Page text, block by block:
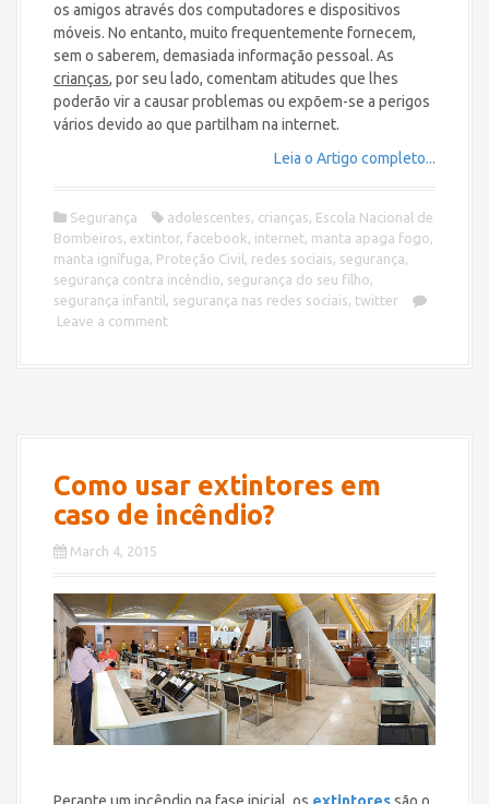
os amigos através dos computadores e dispositivos
móveis. No entanto, muito frequentemente fornecem,
sem o saberem, demasiada informação pessoal. As
crianças, por seu lado, comentam atitudes que lhes
poderão vir a causar problemas ou expõem-se a perigos
vários devido ao que partilham na internet.
Leia o Artigo completo...
Segurança adolescentes, crianças, Escola Nacional de
Bombeiros, extintor, facebook, internet, manta apaga fogo,
manta ignífuga, Proteção Civil , redes sociais, segurança,
segurança contra incêndio, segurança do seu filho,
segurança infantil , segurança nas redes sociais, twitter
Leave a comment
Como usar extintores em
caso de incêndio?
March 4, 2015